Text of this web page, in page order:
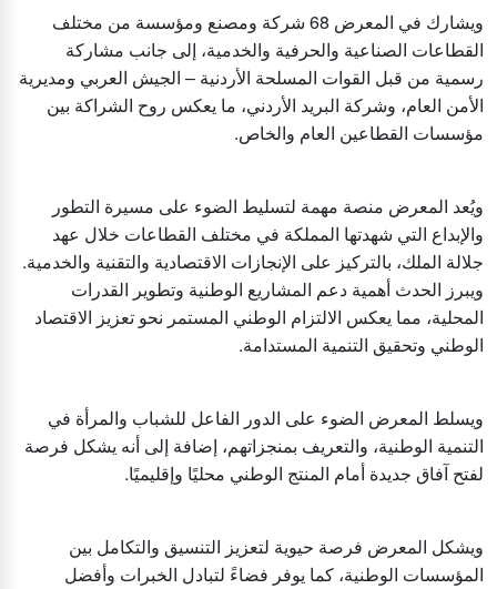
ويشارك في المعرض 68 شركة ومصنع ومؤسسة من مختلف
القطاعات الصناعية والحرفية والخدمية، إلى جانب مشاركة
رسمية من قبل القوات المسلحة الأردنية – الجيش العربي ومديرية
الأمن العام، وشركة البريد الأردني، ما يعكس روح الشراكة بين
مؤسسات القطاعين العام والخاص.
ويُعد المعرض منصة مهمة لتسليط الضوء على مسيرة التطور
والإبداع التي شهدتها المملكة في مختلف القطاعات خلال عهد
جلالة الملك، بالتركيز على الإنجازات الاقتصادية والتقنية والخدمية.
ويبرز الحدث أهمية دعم المشاريع الوطنية وتطوير القدرات
المحلية، مما يعكس الالتزام الوطني المستمر نحو تعزيز الاقتصاد
الوطني وتحقيق التنمية المستدامة.
ويسلط المعرض الضوء على الدور الفاعل للشباب والمرأة في
التنمية الوطنية، والتعريف بمنجزاتهم، إضافة إلى أنه يشكل فرصة
لفتح آفاق جديدة أمام المنتج الوطني محليًا وإقليميًا.
ويشكل المعرض فرصة حيوية لتعزيز التنسيق والتكامل بين
المؤسسات الوطنية، كما يوفر فضاءً لتبادل الخبرات وأفضل